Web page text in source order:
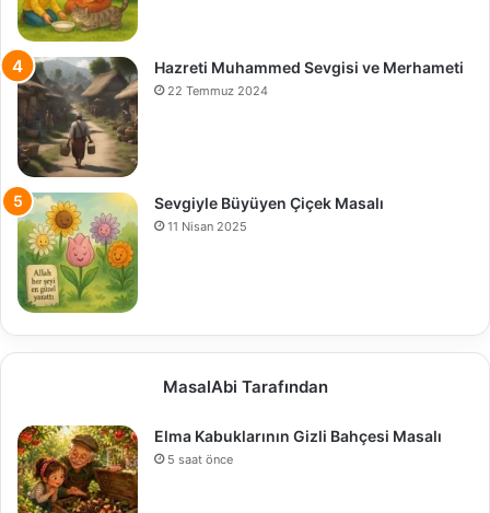
Hazreti Muhammed Sevgisi ve Merhameti
22 Temmuz 2024
Sevgiyle Büyüyen Çiçek Masalı
11 Nisan 2025
MasalAbi Tarafından
Elma Kabuklarının Gizli Bahçesi Masalı
5 saat önce